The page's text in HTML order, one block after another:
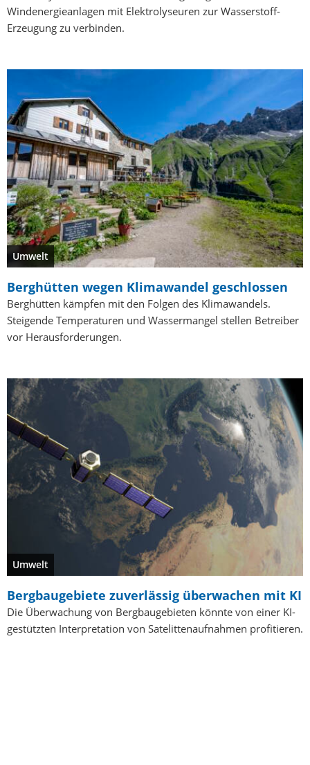
Windenergieanlagen mit Elektrolyseuren zur Wasserstoff-
Erzeugung zu verbinden.
Umwelt
Berghütten wegen Klimawandel geschlossen
Berghütten kämpfen mit den Folgen des Klimawandels.
Steigende Temperaturen und Wassermangel stellen Betreiber
vor Herausforderungen.
Umwelt
Bergbaugebiete zuverlässig überwachen mit KI
Die Überwachung von Bergbaugebieten könnte von einer KI-
gestützten Interpretation von Satelittenaufnahmen profitieren.